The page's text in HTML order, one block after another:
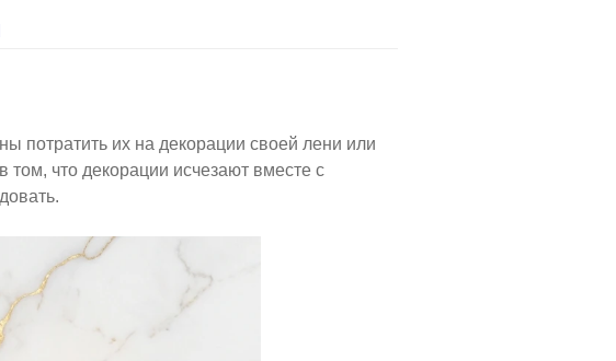
потратить их на декорации своей лени или
что декорации исчезают вместе с